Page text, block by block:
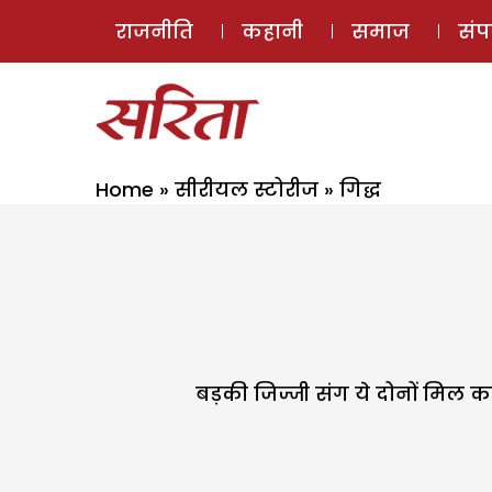
राजनीति कहानी समाज
Home » सीरीयल स्टोरीज » गिद्ध
बड़की जिज्जी संग ये दोनों मिल